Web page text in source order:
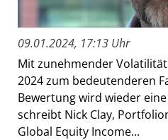
09.01.2024, 17:13 Uhr
Mit zunehmender
2024 zum bedeutenderen
Bewertung wird wieder
schreibt Nick Clay,
Global Equity Income...